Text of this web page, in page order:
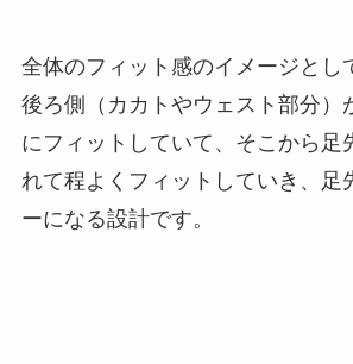
全体のフィット感のイメージとし
後ろ側（カカトやウェスト部分）
にフィットしていて、そこから足
れて程よくフィットしていき、足
ーになる設計です。